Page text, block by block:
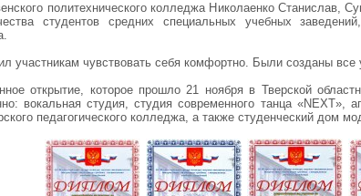
политехнического колледжа Николаенко Станислав,
студентов средних специальных учебных
участникам чувствовать себя комфортно. Были созданы все
открытие, которое прошло 21 ноября в Тверской
вокальная студия, студия современного танца «NEXT»,
педагогического колледжа, а также студенческий дом